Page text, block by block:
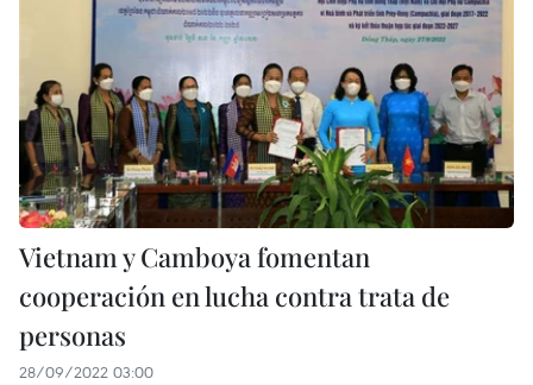
Vietnam y Camboya fomentan
cooperación en lucha contra trata de
personas
28/09/2022 03:00